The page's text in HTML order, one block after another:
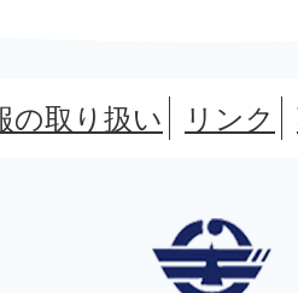
の取り扱い リンク